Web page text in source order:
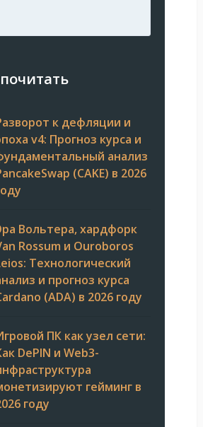
к дефляции и
v4: Прогноз курса и
анализ
(CAKE) в 2026
Вольтера, хардфорк
Rossum и Ouroboros
Технологический
и прогноз курса
(ADA) в 2026 году
ПК как узел сети:
DePIN и Web3-
гейминг в
году